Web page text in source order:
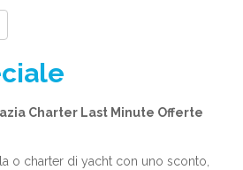
Charter Last Minute Offerte
o charter di yacht con uno sconto,